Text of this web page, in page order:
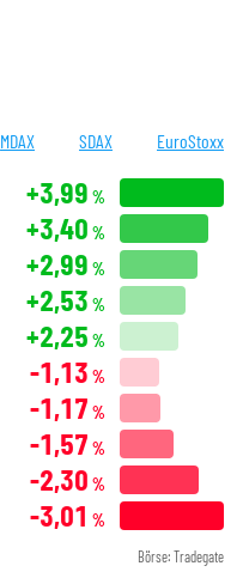
MDAX SDAX EuroStoxx
+3,99 %
+3,40 %
+2,99 %
+2,53 %
+2,25 %
-1,13 %
-1,17 %
-1,57 %
-2,30 %
-3,01 %
Börse: Tradegate